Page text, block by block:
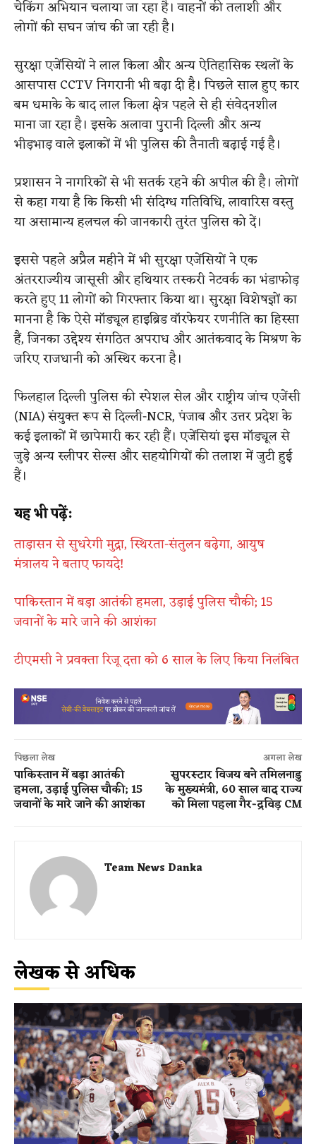
चेकिंग अभियान चलाया जा रहा है। वाहनों की तलाशी और
लोगों की सघन जांच की जा रही है।
सुरक्षा एजेंसियों ने लाल किला और अन्य ऐतिहासिक स्थलों के
आसपास CCTV निगरानी भी बढ़ा दी है। पिछले साल हुए कार
बम धमाके के बाद लाल किला क्षेत्र पहले से ही संवेदनशील
माना जा रहा है। इसके अलावा पुरानी दिल्ली और अन्य
भीड़भाड़ वाले इलाकों में भी पुलिस की तैनाती बढ़ाई गई है।
प्रशासन ने नागरिकों से भी सतर्क रहने की अपील की है। लोगों
से कहा गया है कि किसी भी संदिग्ध गतिविधि, लावारिस वस्तु
या असामान्य हलचल की जानकारी तुरंत पुलिस को दें।
इससे पहले अप्रैल महीने में भी सुरक्षा एजेंसियों ने एक
अंतरराज्यीय जासूसी और हथियार तस्करी नेटवर्क का भंडाफोड़
करते हुए 11 लोगों को गिरफ्तार किया था। सुरक्षा विशेषज्ञों का
मानना है कि ऐसे मॉड्यूल हाइब्रिड वॉरफेयर रणनीति का हिस्सा
हैं, जिनका उद्देश्य संगठित अपराध और आतंकवाद के मिश्रण के
जरिए राजधानी को अस्थिर करना है।
फिलहाल दिल्ली पुलिस की स्पेशल सेल और राष्ट्रीय जांच एजेंसी
(NIA) संयुक्त रूप से दिल्ली-NCR, पंजाब और उत्तर प्रदेश के
कई इलाकों में छापेमारी कर रही हैं। एजेंसियां इस मॉड्यूल से
जुड़े अन्य स्लीपर सेल्स और सहयोगियों की तलाश में जुटी हुई
हैं।
यह भी पढ़ें:
ताड़ासन से सुधरेगी मुद्रा, स्थिरता-संतुलन बढ़ेगा, आयुष
मंत्रालय ने बताए फायदे!
पाकिस्तान में बड़ा आतंकी हमला, उड़ाई पुलिस चौकी; 15
जवानों के मारे जाने की आशंका
टीएमसी ने प्रवक्ता रिजू दत्ता को 6 साल के लिए किया निलंबित
पिछला लेख
पाकिस्तान में बड़ा आतंकी
हमला, उड़ाई पुलिस चौकी; 15
जवानों के मारे जाने की आशंका
अगला लेख
सुपरस्टार विजय बने तमिलनाडु
के मुख्यमंत्री, 60 साल बाद राज्य
को मिला पहला गैर-द्रविड़ CM
Team News Danka
लेखक से अधिक